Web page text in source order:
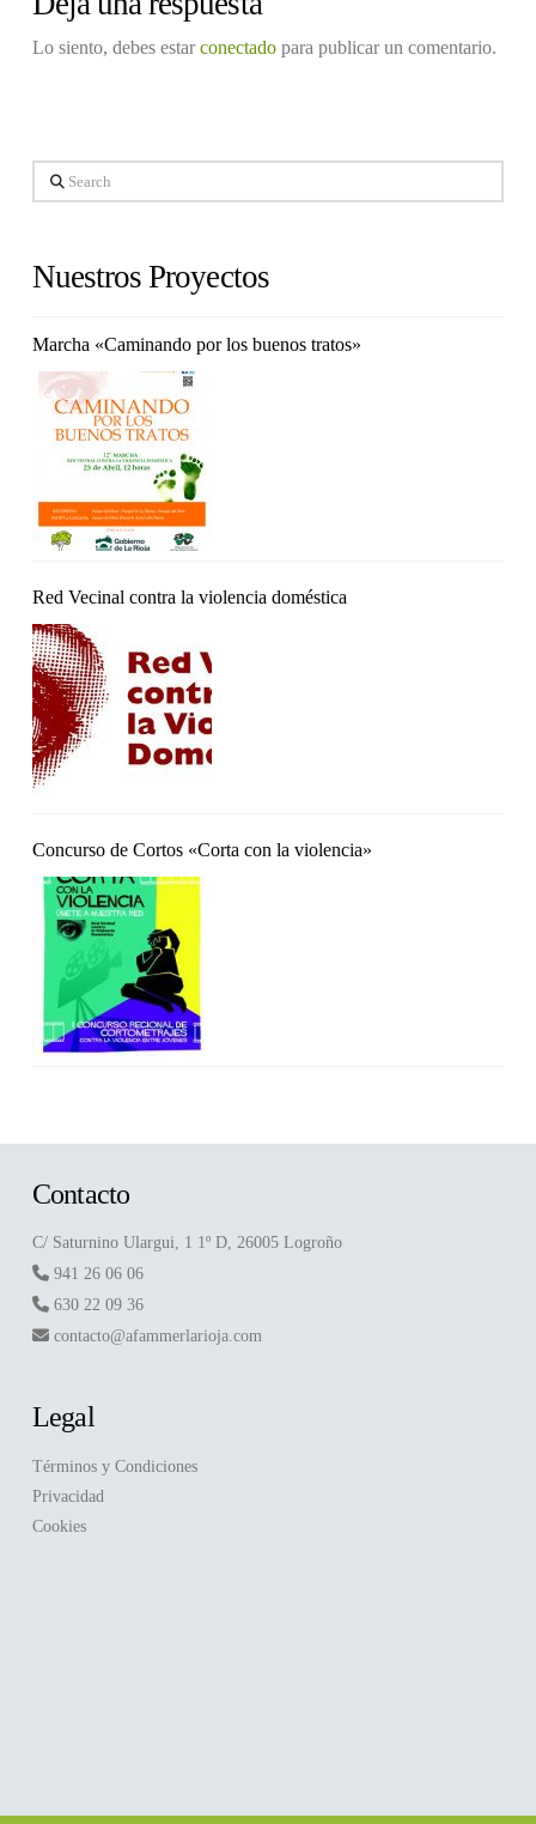
Lo siento, debes estarconectadopara publicar un comentario.
Search
Nuestros Proyectos
Marcha «Caminando por los buenos tratos»
Red Vecinal contra la violencia doméstica
Concurso de Cortos «Corta con la violencia»
Contacto
C/ Saturnino Ulargui, 1 1º D, 26005 Logroño
941 26 06 06
630 22 09 36
contacto@afammerlarioja.com
Legal
Términos y Condiciones
Privacidad
Cookies